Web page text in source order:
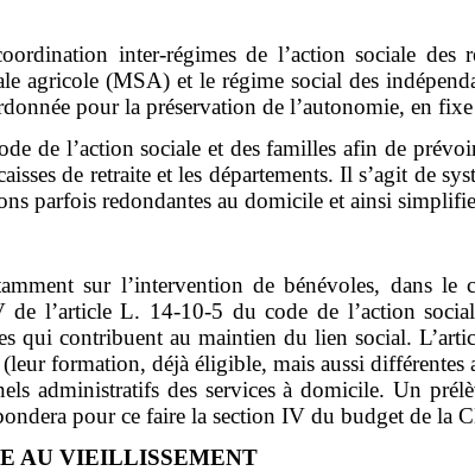
inter-régimes de l’action sociale
agricole (MSA) et le régime social des
pour la préservation de l’autonomie, en
de l’action sociale et des familles afin de
de retraite et les départements. Il s’agit de
parfois redondantes au domicile et ainsi
sur l’intervention de bénévoles, dans
de l’article L. 14-10-5 du code de l’action
qui contribuent au maintien du lien social.
formation, déjà éligible, mais aussi différentes
administratifs des services à domicile. Un
pour ce faire la section IV du budget de la
AU VIEILLISSEMENT